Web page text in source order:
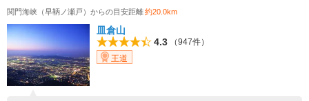
関門海峡（早鞆ノ瀬戸）からの目安距離約20.0km
皿倉山
4.3
（947件）
王道